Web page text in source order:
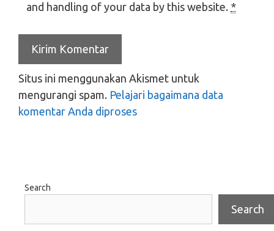
and handling of your data by this website. *
Situs ini menggunakan Akismet untuk
mengurangi spam. Pelajari bagaimana data
komentar Anda diproses
Search
Search